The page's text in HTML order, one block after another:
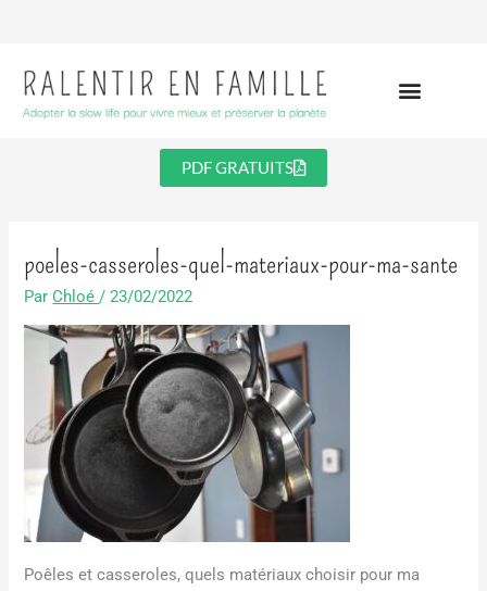
PDF GRATUITS
poeles-casseroles-quel-materiaux-pour-ma-sante
ParChloé/23/02/2022
Poêles et casseroles, quels matériaux choisir pour ma